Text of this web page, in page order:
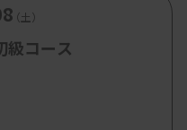
（土）
コース